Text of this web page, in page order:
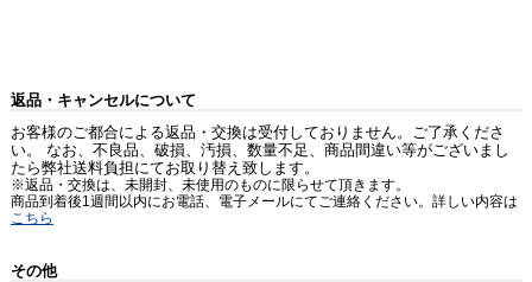
返品・キャンセルについて
お客様のご都合による返品・交換は受付しておりません。ご了承くださ
い。 なお、不良品、破損、汚損、数量不足、商品間違い等がございまし
たら弊社送料負担にてお取り替え致します。
※返品・交換は、未開封、未使用のものに限らせて頂きます。
商品到着後1週間以内にお電話、電子メールにてご連絡ください。詳しい内容は
こちら
その他